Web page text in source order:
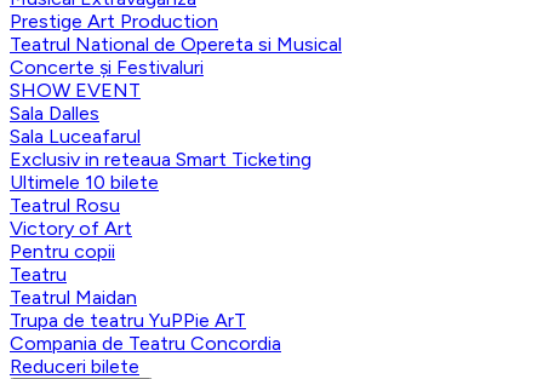
Prestige Art Production
Teatrul National de Opereta si Musical
Concerte și Festivaluri
SHOW EVENT
Sala Dalles
Sala Luceafarul
Exclusiv in reteaua Smart Ticketing
Ultimele 10 bilete
Teatrul Rosu
Victory of Art
Pentru copii
Teatru
Teatrul Maidan
Trupa de teatru YuPPie ArT
Compania de Teatru Concordia
Reduceri bilete